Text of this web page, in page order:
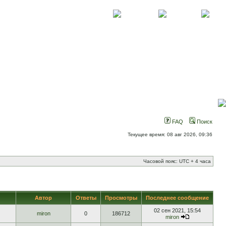
FAQ Поиск
Текущее время: 08 авг 2026, 09:36
Часовой пояс: UTC + 4 часа
Автор Ответы Просмотры Последнее сообщение
miron 0 186712
02 сен 2021, 15:54
miron